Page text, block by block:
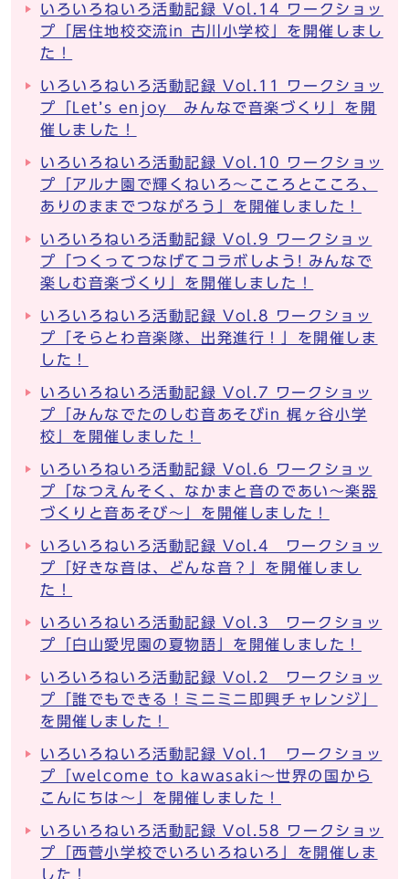
いろいろねいろ活動記録 Vol.14 ワークショッ
プ「居住地校交流in 古川小学校」を開催しまし
た！
いろいろねいろ活動記録 Vol.11 ワークショッ
プ「Let’s enjoy みんなで音楽づくり」を開
催しました！
いろいろねいろ活動記録 Vol.10 ワークショッ
プ「アルナ園で輝くねいろ～こころとこころ、
ありのままでつながろう」を開催しました！
いろいろねいろ活動記録 Vol.9 ワークショッ
プ「つくってつなげてコラボしよう! みんなで
楽しむ音楽づくり」を開催しました！
いろいろねいろ活動記録 Vol.8 ワークショッ
プ「そらとわ音楽隊、出発進行！」を開催しま
した！
いろいろねいろ活動記録 Vol.7 ワークショッ
プ「みんなでたのしむ音あそびin 梶ヶ谷小学
校」を開催しました！
いろいろねいろ活動記録 Vol.6 ワークショッ
プ「なつえんそく、なかまと音のであい〜楽器
づくりと音あそび～」を開催しました！
いろいろねいろ活動記録 Vol.4 ワークショッ
プ「好きな音は、どんな音？」を開催しまし
た！
いろいろねいろ活動記録 Vol.3 ワークショッ
プ「白山愛児園の夏物語」を開催しました！
いろいろねいろ活動記録 Vol.2 ワークショッ
プ「誰でもできる！ミニミニ即興チャレンジ」
を開催しました！
いろいろねいろ活動記録 Vol.1 ワークショッ
プ「welcome to kawasaki～世界の国から
こんにちは～」を開催しました！
いろいろねいろ活動記録 Vol.58 ワークショッ
プ「西菅小学校でいろいろねいろ」を開催しま
した！